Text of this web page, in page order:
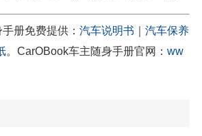
册免费提供： 汽车说明书
汽车保养
。CarOBook车主随身手册官网： ww